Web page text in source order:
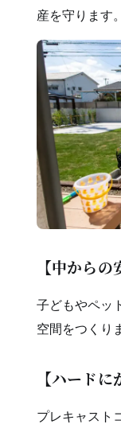
産を守ります。
【中からの
子どもやペッ
空間をつくり
【ハードに
プレキャスト